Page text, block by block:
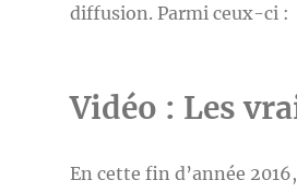
diffusion. Parmi ceux-ci :
Vidéo : Les
En cette fin d’année